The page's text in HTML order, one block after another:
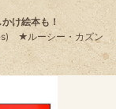
け絵本も！
★ルーシー・カズン